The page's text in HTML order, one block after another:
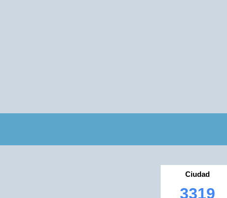
Ciudad
3319